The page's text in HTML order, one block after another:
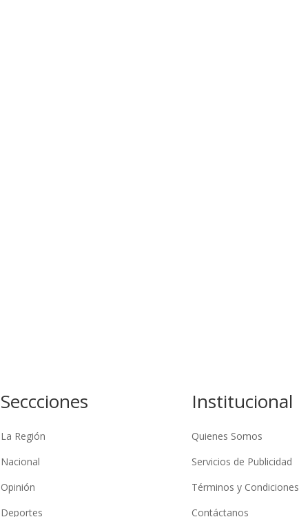
Seccciones
La Región
Nacional
Opinión
Deportes
Institucional
Quienes Somos
Servicios de Publicidad
Términos y Condiciones
Contáctanos